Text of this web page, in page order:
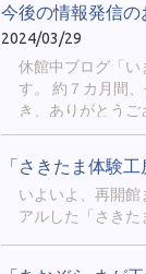
今後の情報発信
2024/03/29
休館中ブログ「い
す。 約７カ月間
き、ありがとう
より情報を発信
識、イベント実施
ロ」「古代人の
画も行われること
なりますが、当館
「さきたま体験
いよいよ、再開
アルした「さきた